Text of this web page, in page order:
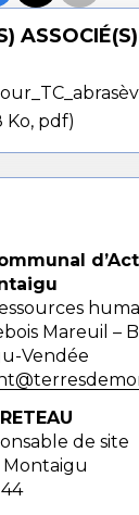
ASSOCIÉ(S)
Ko, pdf
Mareuil –
Vendée
de site
Montaigu